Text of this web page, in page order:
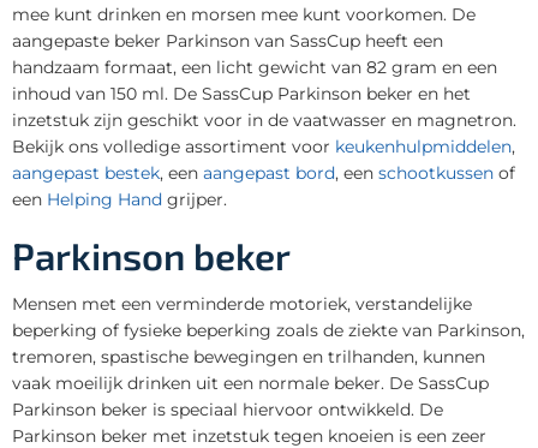
mee kunt drinken en morsen mee kunt voorkomen. De
aangepaste beker Parkinson van SassCup heeft een
handzaam formaat, een licht gewicht van 82 gram en een
inhoud van 150 ml. De SassCup Parkinson beker en het
inzetstuk zijn geschikt voor in de vaatwasser en magnetron.
Bekijk ons volledige assortiment voor keukenhulpmiddelen,
aangepast bestek, een aangepast bord, een schootkussen of
een Helping Hand grijper.
Parkinson beker
Mensen met een verminderde motoriek, verstandelijke
beperking of fysieke beperking zoals de ziekte van Parkinson,
tremoren, spastische bewegingen en trilhanden, kunnen
vaak moeilijk drinken uit een normale beker. De SassCup
Parkinson beker is speciaal hiervoor ontwikkeld. De
Parkinson beker met inzetstuk tegen knoeien is een zeer